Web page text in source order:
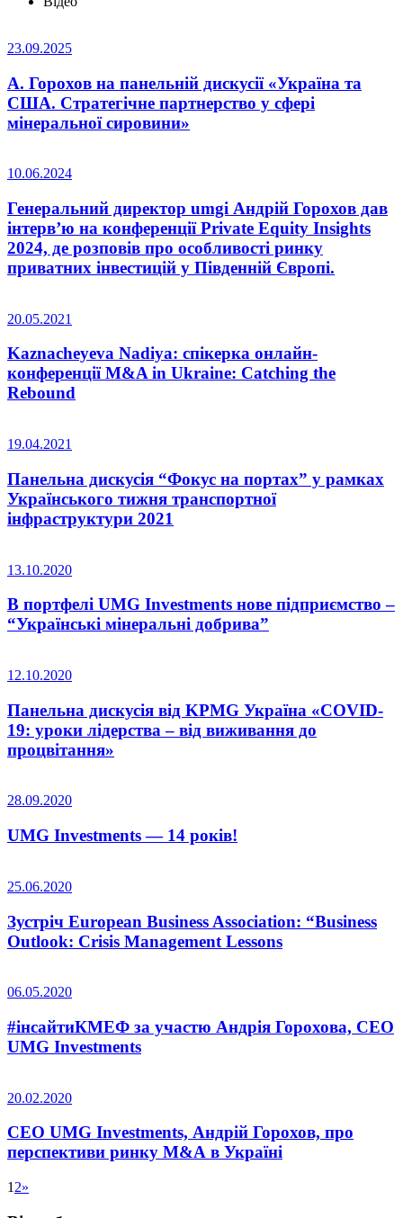
23.09.2025
А. Горохов на панельній дискусії «Україна та
США. Стратегічне партнерство у сфері
мінеральної сировини»
10.06.2024
Генеральний директор umgi Андрій Горохов дав
інтерв’ю на конференції Private Equity Insights
2024, де розповів про особливості ринку
приватних інвестицій у Південній Європі.
20.05.2021
Kaznacheyeva Nadiya: спікерка онлайн-
конференції M&A in Ukraine: Catching the
Rebound
19.04.2021
Панельна дискусія “Фокус на портах” у рамках
Українського тижня транспортної
інфраструктури 2021
13.10.2020
В портфелі UMG Investments нове підприємство –
“Українські мінеральні добрива”
12.10.2020
Панельна дискусія від KPMG Україна «COVID-
19: уроки лідерства – від виживання до
процвітання»
28.09.2020
UMG Investments — 14 років!
25.06.2020
Зустріч European Business Association: “Вusiness
Outlook: Crisis Management Lessons
06.05.2020
#інсайтиКМЕФ за участю Андрія Горохова, СЕО
UMG Investments
20.02.2020
CEO UMG Investments, Андрій Горохов, про
перспективи ринку М&А в Україні
1 2»